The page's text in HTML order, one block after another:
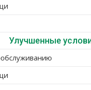
Улучшенные